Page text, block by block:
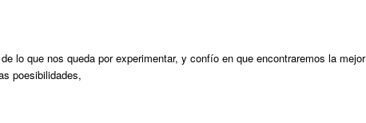
lo que nos queda por experimentar, y confío en que encontraremos la mejor
poesibilidades,